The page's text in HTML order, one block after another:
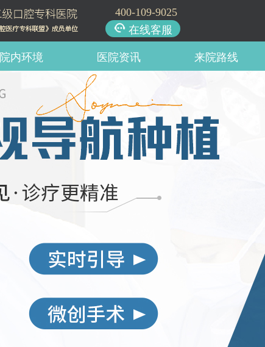
400-109-9025
在线客服
院内环境 医院资讯 来院路线